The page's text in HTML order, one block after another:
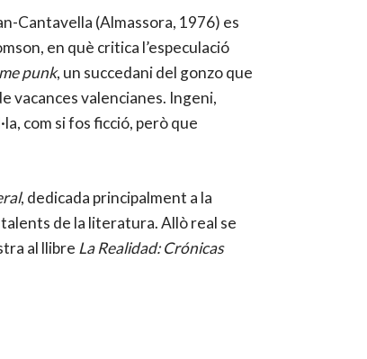
Cantavella (Almassora, 1976) es
en què critica l’especulació
punk, un succedani del gonzo que
vacances valencianes. Ingeni,
com si fos ficció, però que
, dedicada principalment a la
de la literatura. Allò real se
al llibre La Realidad: Crónicas